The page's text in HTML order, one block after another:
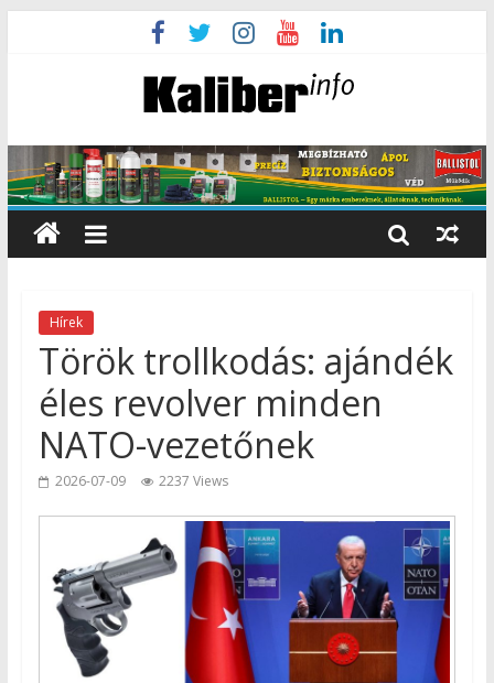
Hírek
Török trollkodás: ajándék
éles revolver minden
NATO-vezetőnek
2026-07-09 2237 Views